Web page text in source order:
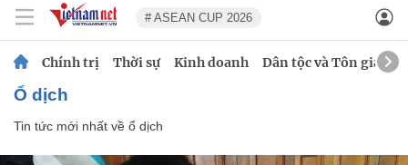
# ASEAN CUP 2026
Chính trị Thời sự Kinh doanh Dân tộc và Tôn giáo
ổ dịch
Tin tức mới nhất về ổ dịch